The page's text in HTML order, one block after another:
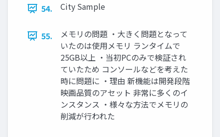
54. City Sample
55.
メモリの問題 ・大きく問題となって
いたのは使用メモリ ランタイムで
25GB以上 ・当初PCのみで検証され
ていたため コンソールなどを考えた
時に問題に ・理由 新機能は開発段階
映画品質のアセット 非常に多くのイ
ンスタンス ・様々な方法でメモリの
削減が行われた